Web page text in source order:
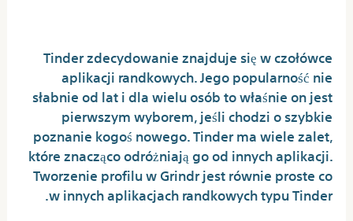
Tinder zdecydowanie znajduje się w czołówce
aplikacji randkowych. Jego popularność nie
słabnie od lat i dla wielu osób to właśnie on jest
pierwszym wyborem, jeśli chodzi o szybkie
poznanie kogoś nowego. Tinder ma wiele zalet,
które znacząco odróżniają go od innych aplikacji.
Tworzenie profilu w Grindr jest równie proste co
w innych aplikacjach randkowych typu Tinder.